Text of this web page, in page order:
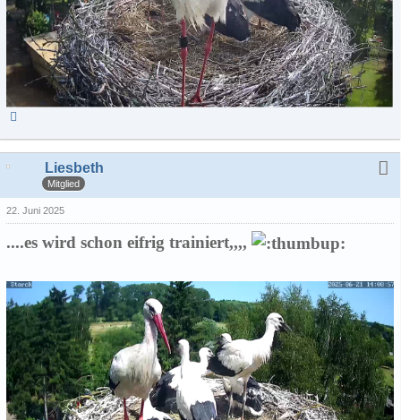
Liesbeth
Mitglied
22. Juni 2025
....es wird schon eifrig trainiert,,,,